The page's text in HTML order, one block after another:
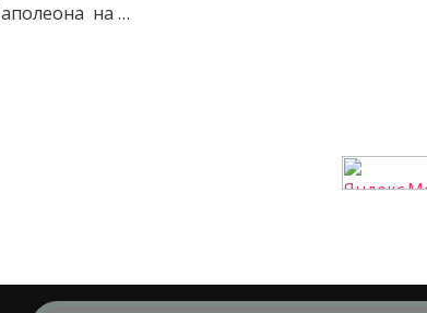
на …